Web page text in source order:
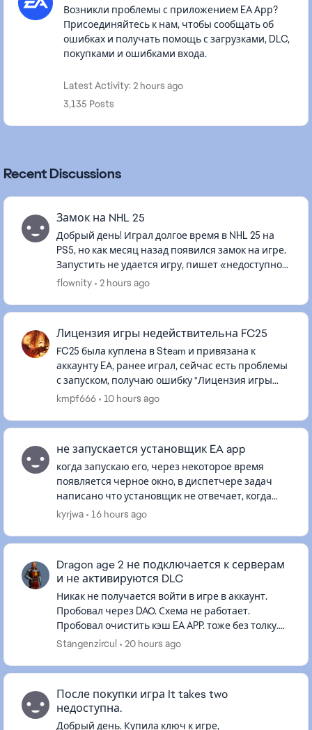
Возникли проблемы с приложением EA Арр?
Присоединяйтесь к нам, чтобы сообщать об
ошибках и получать помощь с загрузками, DLC,
покупками и ошибками входа.
Latest Activity: 2 hours ago
3,135 Posts
Recent Discussions
Замок на NHL 25
Добрый день! Играл долгое время в NHL 25 на
PS5, но как месяц назад появился замок на игре.
Запустить не удается игру, пишет «недоступно»
либо выдает ошибку «Вы не можете купить этот
flownity 2 hours ago
Лицензия игры недействительна FC25
FC25 была куплена в Steam и привязана к
аккаунту EA, ранее играл, сейчас есть проблемы
с запуском, получаю ошибку "Лицензия игры
недействительна". Кэш чистил, в автономном
kmpf666 10 hours ago
не запускается установщик EA app
когда запускаю его, через некоторое время
появляется черное окно, в диспетчере задач
написано что установщик не отвечает, когда
тыкаю по окну он также не отвечает. началось
kyrjwa 16 hours ago
Dragon age 2 не подключается к серверам
и не активируются DLC
Никак не получается войти в игре в аккаунт.
Пробовал через DAO. Схема не работает.
Пробовал очистить кэш EA APP. тоже без толку.
Игра куплена и работает через EA со всеми DLC.
Stangenzircul 20 hours ago
После покупки игра It takes two
недоступна.
Добрый день. Купила ключ к игре,